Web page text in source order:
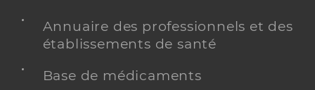
Annuaire des professionnels et des
établissements de santé
Base de médicaments